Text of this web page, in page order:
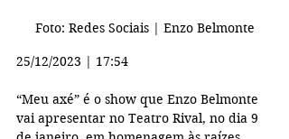
Foto: Redes Sociais | Enzo Belmonte
25/12/2023 | 17:54
“Meu axé” é o show que Enzo Belmonte
vai apresentar no Teatro Rival, no dia 9